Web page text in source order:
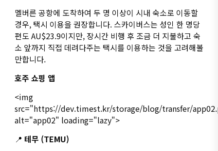
멜버른 공항에 도착하여 두 명 이상이 시내 숙소로 이동할
경우, 택시 이용을 권장합니다. 스카이버스는 성인 한 명당
편도 AU$23.9이지만, 장시간 비행 후 조금 더 지불하고 숙
소 앞까지 직접 데려다주는 택시를 이용하는 것을 고려해볼
만합니다.
호주 쇼핑 앱
<img
src="https://dev.timest.kr/storage/blog/transfer/
alt="app02" loading="lazy">
📍 테무 (TEMU)